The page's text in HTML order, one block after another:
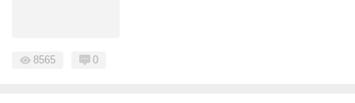
8565 0